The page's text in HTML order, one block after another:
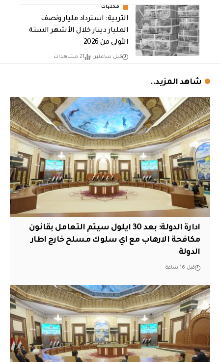
محليات
التربية: استرداد مليار ونصف
المليار دينار خلال الأشهر الستة
الأولى من 2026
قبل ساعتين 21 مشاهدات
شاهد المزيد..
ادارة الدولة: بعد 30 ايلول سيتم التعامل بقانون
مكافحة الارهاب مع اي سلوك مسلح خارج اطار
الدولة
قبل 16 ساعة